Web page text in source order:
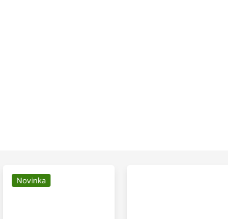
Novinka